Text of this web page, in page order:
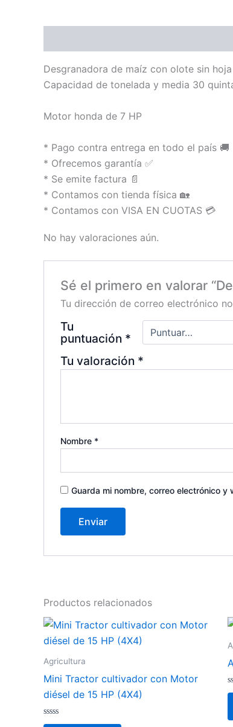
Desgranadora de maíz con olote sin hoja
Capacidad de tonelada y media 30
Motor honda de 7 HP
* Pago contra entrega en todo el país 🚚
* Ofrecemos garantía ✅
* Se emite factura 📄
* Contamos con tienda física 🏡
* Contamos con VISA EN CUOTAS 💳
No hay valoraciones aún.
Sé el primero en valorar
Tu dirección de correo electrónico
Tu
puntuación *
Tu valoración *
Nombre *
Guarda mi nombre, correo electrónico
Productos relacionados
Agricultura
Mini Tractor cultivador con Motor
diésel de 15 HP (4X4)
Valorado
5